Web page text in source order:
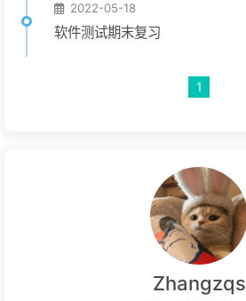
2022-05-18
软件测试期末复习
1
Zhangzqs